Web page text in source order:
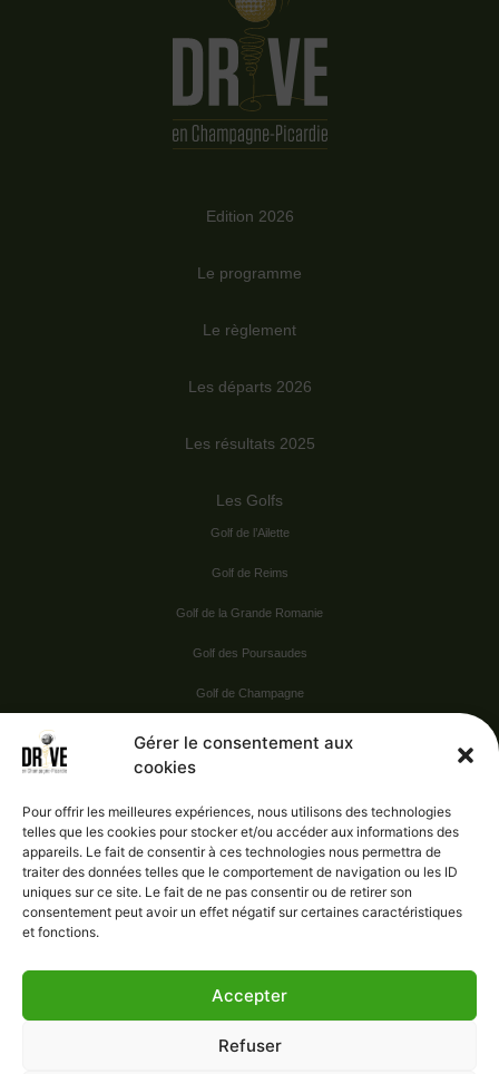
Gérer le consentement aux
cookies
Pour offrir les meilleures expériences, nous utilisons des technologies
telles que les cookies pour stocker et/ou accéder aux informations des
appareils. Le fait de consentir à ces technologies nous permettra de
traiter des données telles que le comportement de navigation ou les ID
uniques sur ce site. Le fait de ne pas consentir ou de retirer son
consentement peut avoir un effet négatif sur certaines caractéristiques
et fonctions.
Accepter
Refuser
Edition 2026
Le programme
Le règlement
Les départs 2026
Les résultats 2025
Les Golfs
Golf de l’Ailette
Golf de Reims
Golf de la Grande Romanie
Golf des Poursaudes
Golf de Champagne
Vie pratique
Nous contacter
Administration